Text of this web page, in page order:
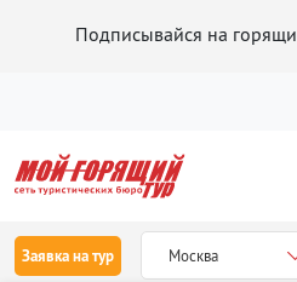
Подписывайся на
Заявка на тур Москва